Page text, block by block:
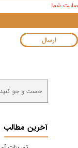
سایت شما
ارسال
آخرین مطالب